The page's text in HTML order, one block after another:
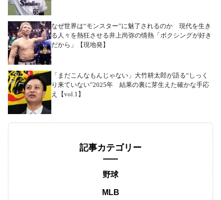
なぜ世界は“モンスター”に魅了されるのか 現代を生き
る人々を熱狂させる井上尚弥の情熱「ボクシングが好き
だから」【現地発】
「まだこんなもんじゃない」大竹耕太郎が語る“しっく
り来ていない”2025年 結果の裏に芽生えた確かな手応
え【vol.1】
記事カテゴリー
野球
MLB